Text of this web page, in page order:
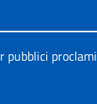
pubblici proclami